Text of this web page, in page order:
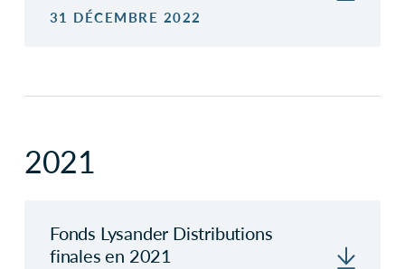
31 DÉCEMBRE 2022
2021
Fonds Lysander Distributions
finales en 2021